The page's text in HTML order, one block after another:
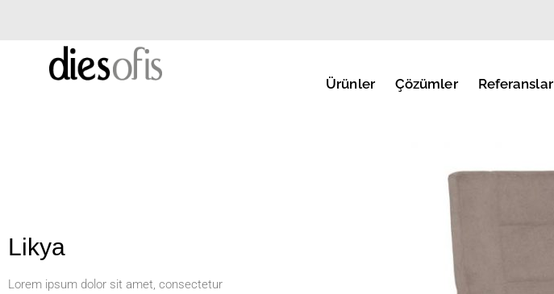
Ürünler Çözümler Referanslar
Likya
Lorem ipsum dolor sit amet, consectetur